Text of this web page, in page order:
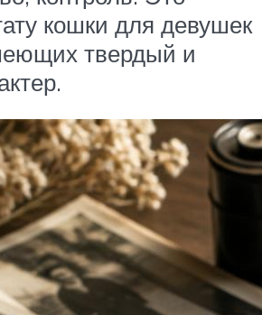
кошки для девушек
твердый и